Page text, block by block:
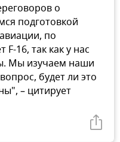
о
подготовкой
по
F-16, так как у нас
Мы изучаем наши
будет ли это
– цитирует